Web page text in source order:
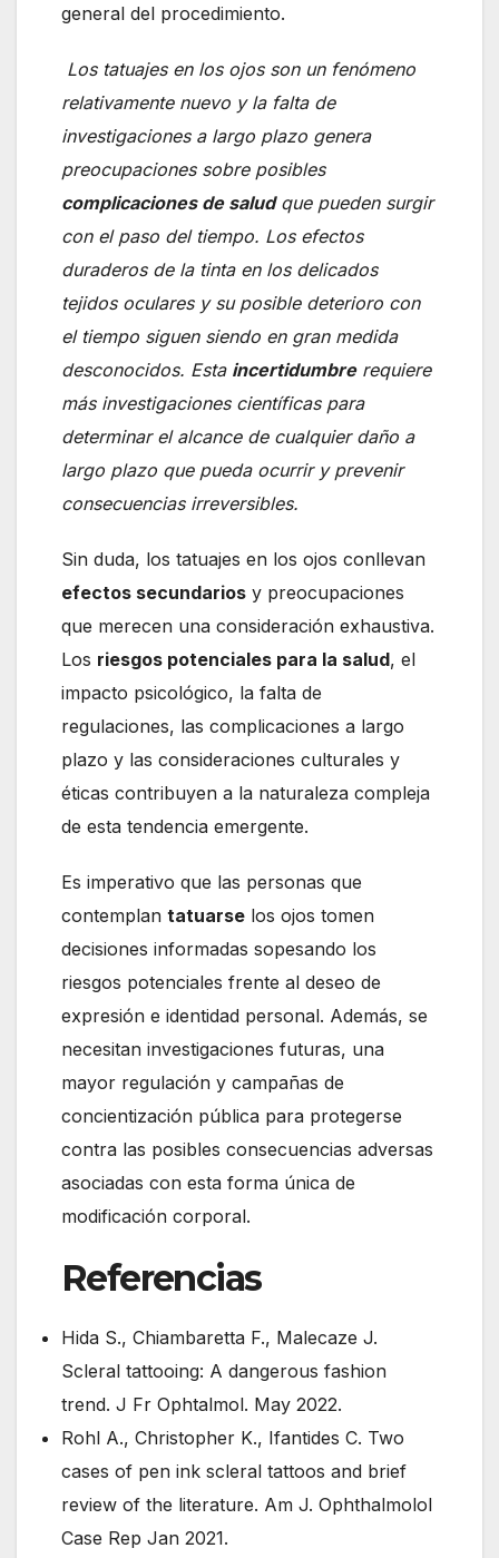
general del procedimiento.
Los tatuajes en los ojos son un fenómeno
relativamente nuevo y la falta de
investigaciones a largo plazo genera
preocupaciones sobre posibles
complicaciones de saludque pueden surgir
con el paso del tiempo. Los efectos
duraderos de la tinta en los delicados
tejidos oculares y su posible deterioro con
el tiempo siguen siendo en gran medida
desconocidos. Esta incertidumbrerequiere
más investigaciones científicas para
determinar el alcance de cualquier daño a
largo plazo que pueda ocurrir y prevenir
consecuencias irreversibles.
Sin duda, los tatuajes en los ojos conllevan
efectos secundarios y preocupaciones
que merecen una consideración exhaustiva.
Los riesgos potenciales para la salud, el
impacto psicológico, la falta de
regulaciones, las complicaciones a largo
plazo y las consideraciones culturales y
éticas contribuyen a la naturaleza compleja
de esta tendencia emergente.
Es imperativo que las personas que
contemplan tatuarse los ojos tomen
decisiones informadas sopesando los
riesgos potenciales frente al deseo de
expresión e identidad personal. Además, se
necesitan investigaciones futuras, una
mayor regulación y campañas de
concientización pública para protegerse
contra las posibles consecuencias adversas
asociadas con esta forma única de
modificación corporal.
Referencias
Hida S., Chiambaretta F., Malecaze J.
Scleral tattooing: A dangerous fashion
trend. J Fr Ophtalmol. May 2022.
Rohl A., Christopher K., Ifantides C. Two
cases of pen ink scleral tattoos and brief
review of the literature. Am J. Ophthalmolol
Case Rep Jan 2021.